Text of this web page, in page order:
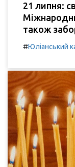
21 липня:
також
#Юліанський